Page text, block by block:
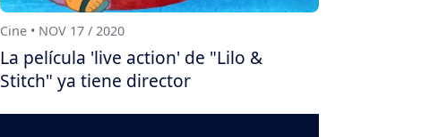
Cine • NOV 17 / 2020
La película 'live action' de "Lilo &
Stitch" ya tiene director